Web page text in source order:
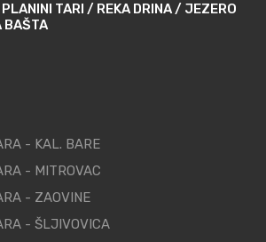
TARI / REKA DRINA / JEZERO
BAŠTA
- KAL. BARE
- MITROVAC
- ZAOVINE
- ŠLJIVOVICA